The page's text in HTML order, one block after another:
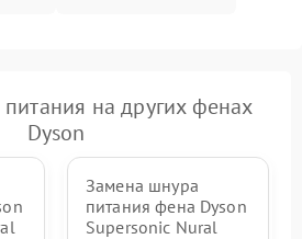
на других фенах
Dyson
Замена шнура
питания фена Dyson
Supersonic Nural